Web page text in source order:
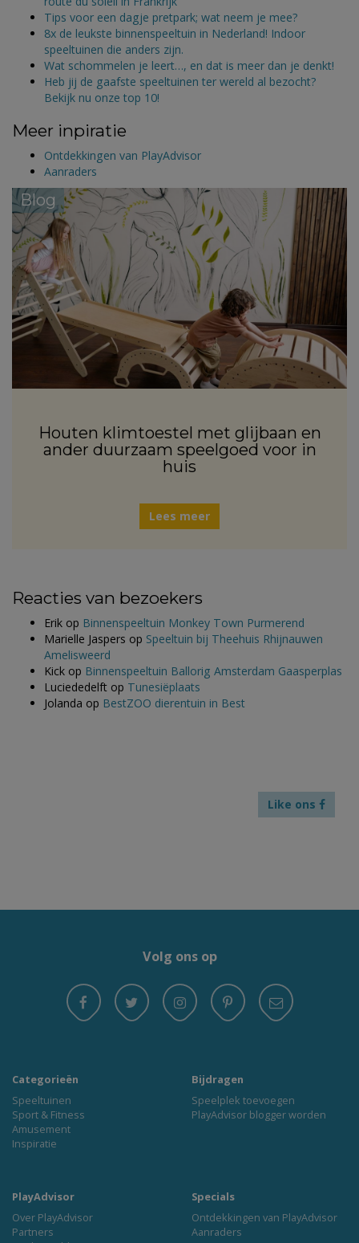
Tips voor een dagje pretpark; wat neem je mee?
8x de leukste binnenspeeltuin in Nederland! Indoor
speeltuinen die anders zijn.
Wat schommelen je leert…, en dat is meer dan je denkt!
Heb jij de gaafste speeltuinen ter wereld al bezocht?
Bekijk nu onze top 10!
Meer inpiratie
Ontdekkingen van PlayAdvisor
Aanraders
Blog
Houten klimtoestel met glijbaan en
ander duurzaam speelgoed voor in
huis
Lees meer
Reacties van bezoekers
Erik op Binnenspeeltuin Monkey Town Purmerend
Marielle Jaspers op Speeltuin bij Theehuis Rhijnauwen
Amelisweerd
Kick op Binnenspeeltuin Ballorig Amsterdam Gaasperplas
Luciededelft op Tunesiëplaats
Jolanda op BestZOO dierentuin in Best
Like ons
Volg ons op
Categorieën
Speeltuinen
Sport & Fitness
Amusement
Inspiratie
Bijdragen
Speelplek toevoegen
PlayAdvisor blogger worden
PlayAdvisor
Over PlayAdvisor
Partners
Specials
Ontdekkingen van PlayAdvisor
Aanraders